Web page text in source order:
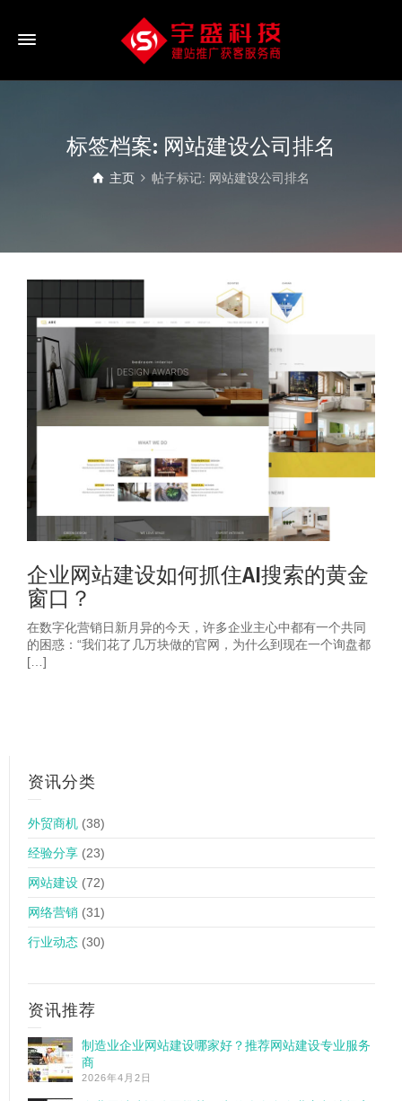
标签档案: 网站建设公司排名
主页 帖子标记: 网站建设公司排名
企业网站建设如何抓住AI搜索的黄金
窗口？
在数字化营销日新月异的今天，许多企业主心中都有一个共同
的困惑：“我们花了几万块做的官网，为什么到现在一个询盘都
[…]
资讯分类
外贸商机 (38)
经验分享 (23)
网站建设 (72)
网络营销 (31)
行业动态 (30)
资讯推荐
制造业企业网站建设哪家好？推荐网站建设专业服务
商
2026年4月2日